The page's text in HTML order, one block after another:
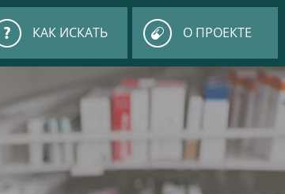
КАК ИСКАТЬ О ПРОЕКТЕ